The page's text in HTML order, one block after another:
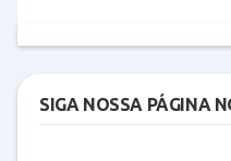
SIGA NOSSA PÁGINA